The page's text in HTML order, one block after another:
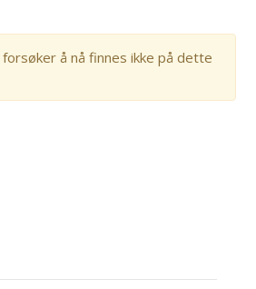
forsøker å nå finnes ikke på dette